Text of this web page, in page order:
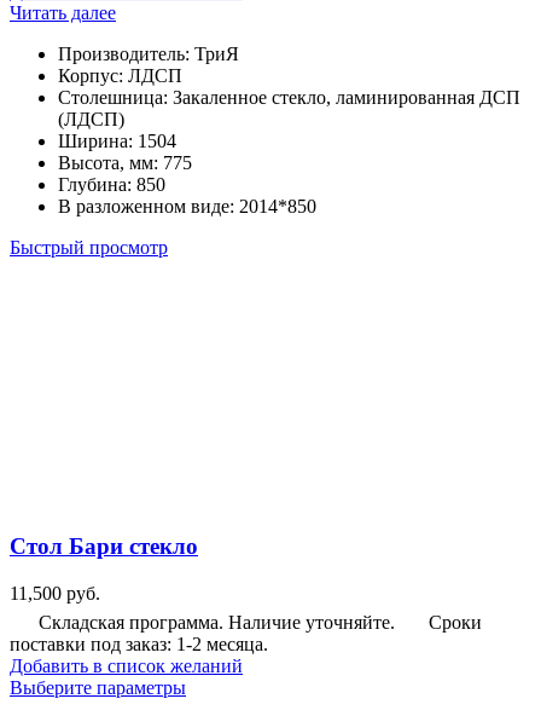
Читать далее
Производитель: ТриЯ
Корпус: ЛДСП
Столешница: Закаленное стекло, ламинированная ДСП
(ЛДСП)
Ширина: 1504
Высота, мм: 775
Глубина: 850
В разложенном виде: 2014*850
Быстрый просмотр
Стол Бари стекло
11,500 руб.
Складская программа. Наличие уточняйте.
Сроки
поставки под заказ: 1-2 месяца.
Добавить в список желаний
Выберите параметрыЭтот